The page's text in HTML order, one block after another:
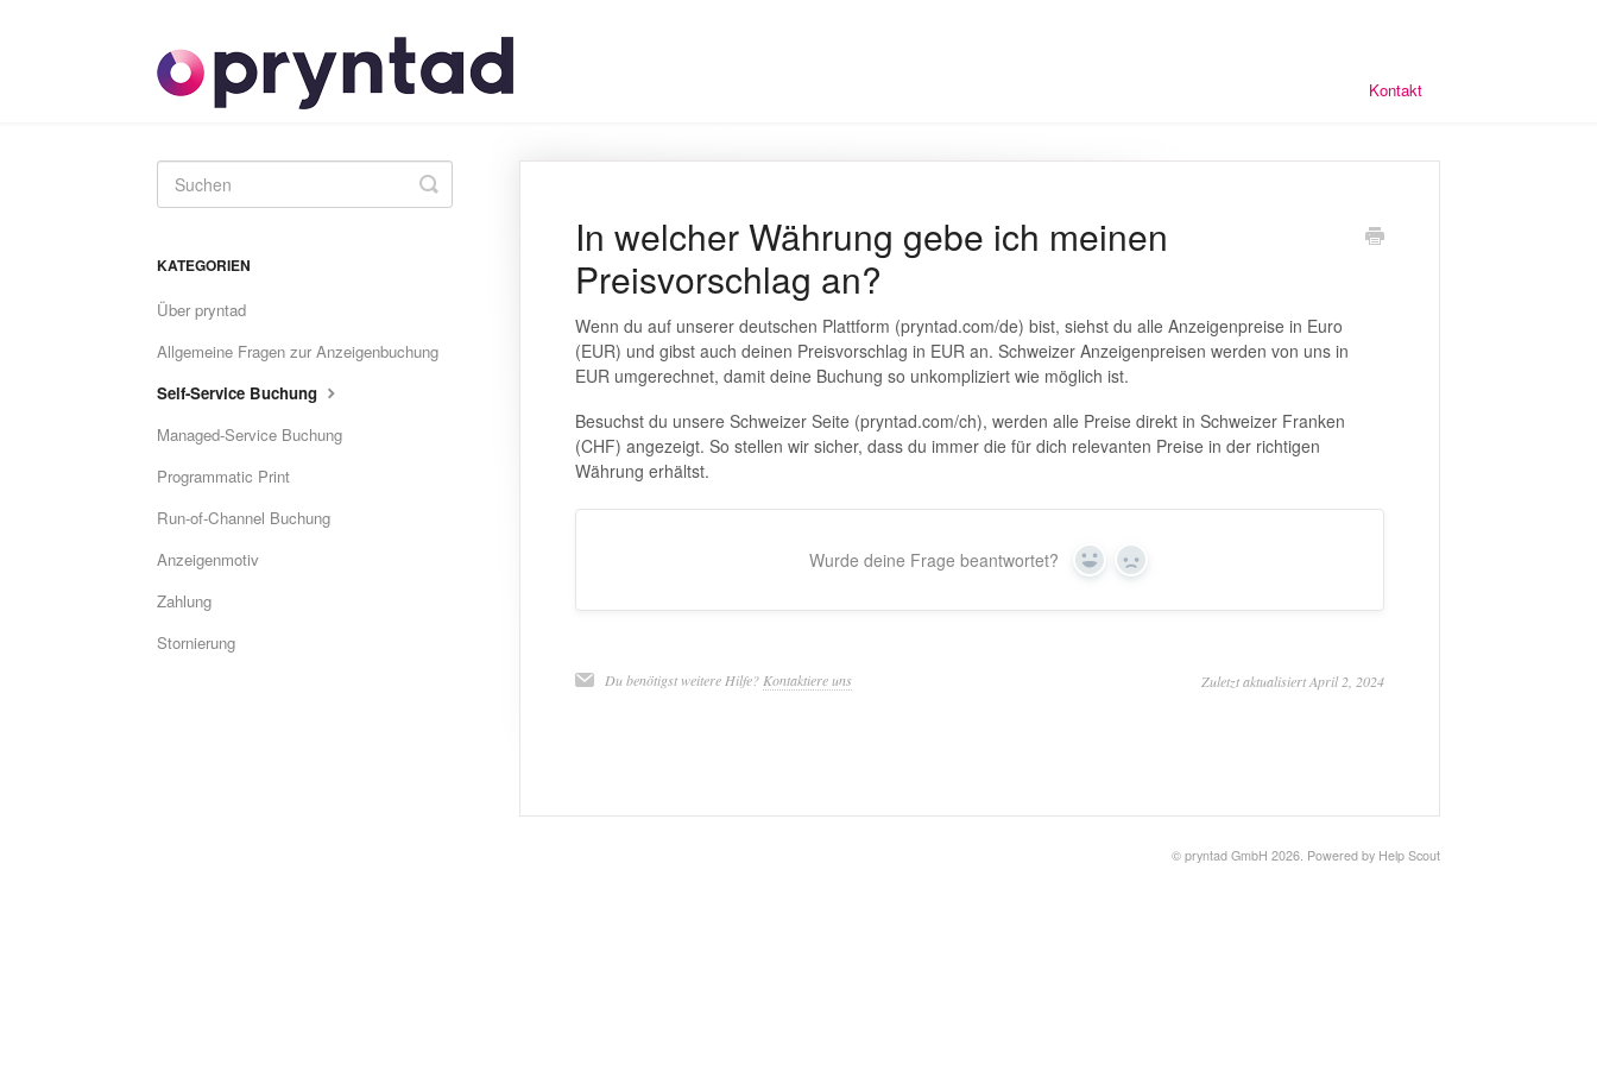
Kontakt
In welcher Währung gebe ich meinen
Preisvorschlag an?
Wenn du auf unserer deutschen Plattform (pryntad.com/de) bist, siehst du alle Anzeigenpreise in Euro
(EUR) und gibst auch deinen Preisvorschlag in EUR an. Schweizer Anzeigenpreisen werden von uns in
EUR umgerechnet, damit deine Buchung so unkompliziert wie möglich ist.
Besuchst du unsere Schweizer Seite (pryntad.com/ch), werden alle Preise direkt in Schweizer Franken
(CHF) angezeigt. So stellen wir sicher, dass du immer die für dich relevanten Preise in der richtigen
Währung erhältst.
Wurde deine Frage beantwortet? Yes No
Du benötigst weitere Hilfe? Kontaktiere uns Zuletzt aktualisiert April 2, 2024
Toggle
Search
KATEGORIEN
Über pryntad
Allgemeine Fragen zur Anzeigenbuchung
Self-Service Buchung
Managed-Service Buchung
Programmatic Print
Run-of-Channel Buchung
Anzeigenmotiv
Zahlung
Stornierung
© pryntad GmbH 2026. Powered by Help Scout